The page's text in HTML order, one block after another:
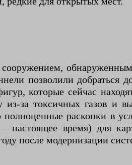
позволили добраться
которые сейчас
за токсичных газов и
раскопки в
время) для
после модернизации